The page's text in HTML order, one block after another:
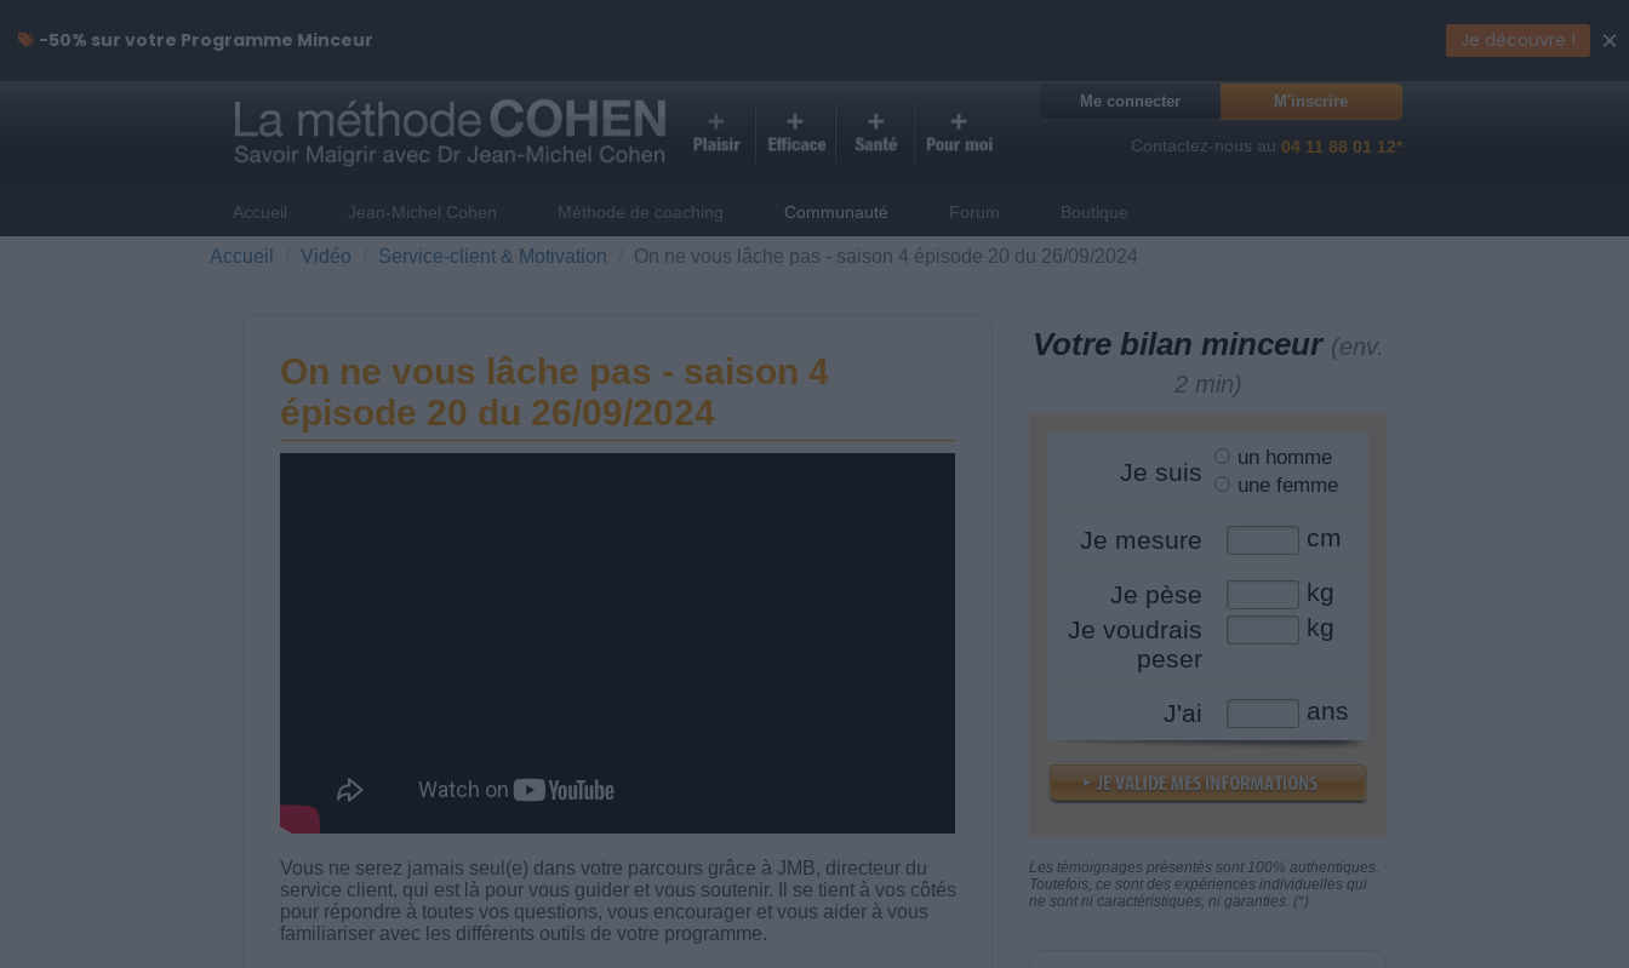
Me connecter M'inscrire
Contactez-nous au 04 11 88 01 12*
Accueil Jean-Michel Cohen Méthode de coaching Communauté Forum Boutique
Accueil Vidéo Service-client & Motivation On ne vous lâche pas - saison 4 épisode 20 du 26/09/2024
On ne vous lâche pas - saison 4
épisode 20 du 26/09/2024
Vous ne serez jamais seul(e) dans votre parcours grâce à JMB, directeur du
service client, qui est là pour vous guider et vous soutenir. Il se tient à vos côtés
pour répondre à toutes vos questions, vous encourager et vous aider à vous
familiariser avec les différents outils de votre programme.
Votre bilan minceur (env.
2 min)
Je suis
un homme
une femme
Je mesure cm
Je pèse
kg
Je voudrais
peser
kg
J'ai ans
Les témoignages présentés sont 100% authentiques.
Toutefois, ce sont des expériences individuelles qui
ne sont ni caractéristiques, ni garanties. (*)
-50% sur votre Programme Minceur Je découvre ! ×